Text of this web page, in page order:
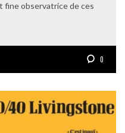
fine observatrice de ces
0